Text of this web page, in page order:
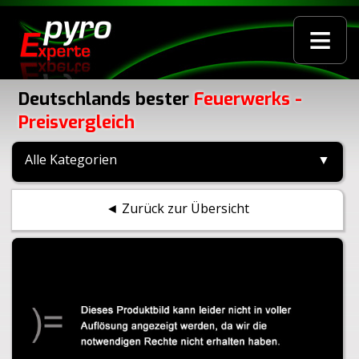
≡
Deutschlands bester Feuerwerks -
Preisvergleich
Alle Kategorien ▼
◄ Zurück zur Übersicht